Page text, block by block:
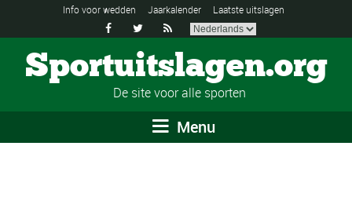
Info voor wedden Jaarkalender Laatste uitslagen
  
Sportuitslagen.org
De site voor alle sporten
Menu